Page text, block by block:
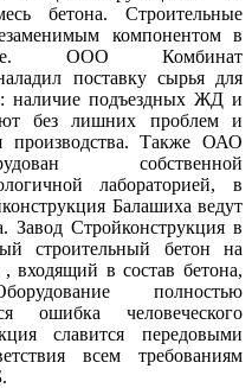
бетона. Строительные
компонентом в
ООО Комбинат
поставку сырья для
наличие подъездных ЖД и
без лишних проблем и
производства. Также ОАО
собственной
лабораторией, в
Балашиха ведут
Завод Стройконструкция в
строительный бетон на
входящий в состав бетона,
полностью
ошибка человеческого
славится передовыми
всем требованиям